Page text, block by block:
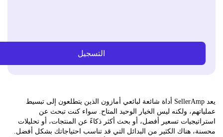
التسجيل
يعد SellerAmp أداة شائعة لبائعي أمازون الذين يتطلعون إلى تبسيط
ولكنه ليس الخيار الوحيد المتاح. سواء كنت تبحث عن
تسعير أفضل، أو بحث أكثر ذكاءً عن المنتجات، أو تحليلات
هناك الكثير من البدائل التي قد تناسب احتياجاتك بشكل أفضل.